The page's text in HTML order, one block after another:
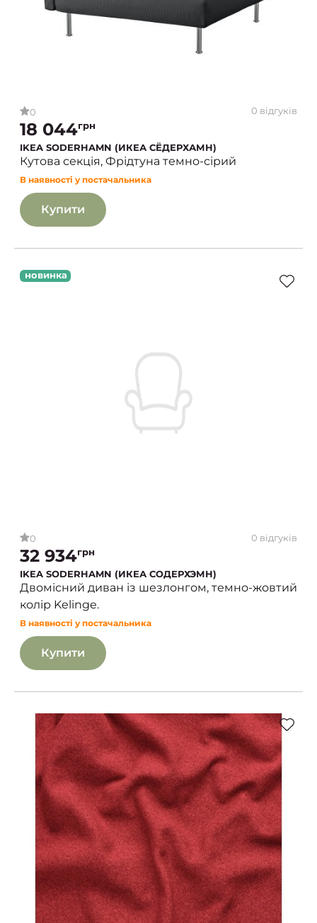
0 0 відгуків
18 044грн
IKEA SODERHAMN (ИКЕА СЁДЕРХАМН)
Кутова секція, Фрідтуна темно-сірий
В наявності у постачальника
Купити
новинка
0 0 відгуків
32 934грн
IKEA SODERHAMN (ИКЕА СОДЕРХЭМН)
Двомісний диван із шезлонгом, темно-жовтий
колір Kelinge.
В наявності у постачальника
Купити